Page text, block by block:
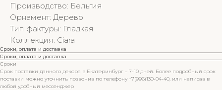
Производство: Бельгия
Орнамент: Дерево
Тип фактуры: Гладкая
Коллекция: Ciara
Сроки, оплата и доставка
Сроки, оплата и доставка
Сроки
Срок поставки данного декора в Екатеринбург – 7-10 дней. Более подробный срок
поставки можно уточнить позвонив по телефону +7(996)130-04-40, или написав в
любой удобный мессенджер